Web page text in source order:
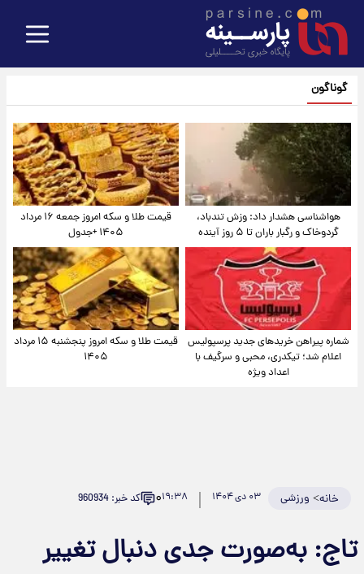
گوناگون
هواشناسی هشدار داد: وزش تندباد،
گردوخاک و رگبار باران تا ۵ روز آینده
قیمت طلا و سکه امروز جمعه ۱۶ مرداد
۱۴۰۵ +جدول
شماره پیراهن خریدهای جدید پرسپولیس
اعلام شد؛ تیکدری، محبی و سرگیف با
اعداد ویژه
قیمت طلا و سکه امروز پنجشنبه ۱۵ مرداد
۱۴۰۵
خانه> ورزشی ۰۳ دی ۱۴۰۴ ۱۹:۳۸۰ کد خبر: 960934
تاج: به‌صورت جدی دنبال تغییر